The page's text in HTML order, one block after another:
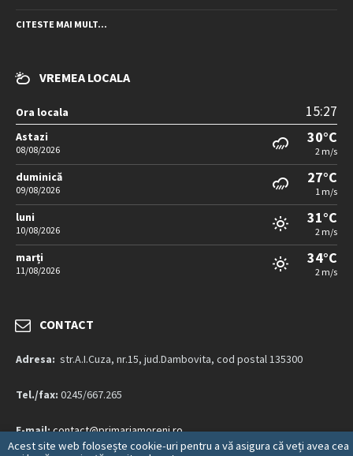
CITESTE MAI MULT...
VREMEA LOCALA
Ora locala 15:27
Astazi
08/08/2026
30°C
2 m/s
duminică
09/08/2026
27°C
1 m/s
luni
10/08/2026
31°C
2 m/s
marți
11/08/2026
34°C
2 m/s
CONTACT
Adresa: str.A.I.Cuza, nr.15, jud.Dambovita, cod postal 135300
Tel./fax: 0245/667.265
E-mail:contact@primariamoreni.ro
Acest site web folosește cookie-uri pentru a vă asigura că veți avea cea